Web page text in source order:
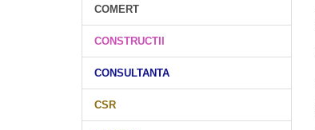
COMERT
CONSTRUCTII
CONSULTANTA
CSR